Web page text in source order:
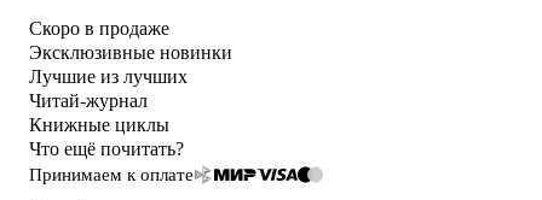
Скоро в продаже
Эксклюзивные новинки
Лучшие из лучших
Читай-журнал
Книжные циклы
Что ещё почитать?
Принимаем к оплате